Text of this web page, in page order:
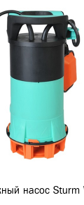
насос Sturm